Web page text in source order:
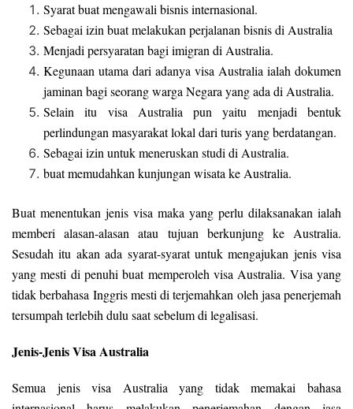
Syarat buat mengawali bisnis internasional.
Sebagai izin buat melakukan perjalanan bisnis di Australia
Menjadi persyaratan bagi imigran di Australia.
Kegunaan utama dari adanya visa Australia ialah dokumen
jaminan bagi seorang warga Negara yang ada di Australia.
Selain itu visa Australia pun yaitu menjadi bentuk
perlindungan masyarakat lokal dari turis yang berdatangan.
Sebagai izin untuk meneruskan studi di Australia.
buat memudahkan kunjungan wisata ke Australia.
Buat menentukan jenis visa maka yang perlu dilaksanakan ialah
memberi alasan-alasan atau tujuan berkunjung ke Australia.
Sesudah itu akan ada syarat-syarat untuk mengajukan jenis visa
yang mesti di penuhi buat memperoleh visa Australia. Visa yang
tidak berbahasa Inggris mesti di terjemahkan oleh jasa penerjemah
tersumpah terlebih dulu saat sebelum di legalisasi.
Jenis-Jenis Visa Australia
Semua jenis visa Australia yang tidak memakai bahasa